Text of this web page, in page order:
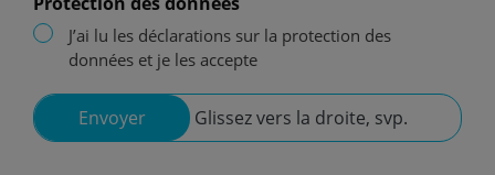
J’ai lu les déclarations sur la protection des
données et je les accepte
Envoyer Glissez vers la droite, svp.